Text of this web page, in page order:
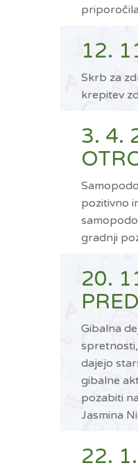
12.
Skrb za
krepitev
3. 4.
pozitivno
gradnji
20.
Gibalna
dajejo
gibalne
pozabiti
Jasmina
22.